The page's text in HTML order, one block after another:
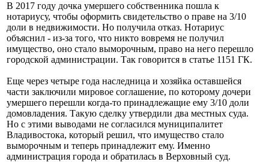
В 2017 году дочка умершего собственника пошла к
нотариусу, чтобы оформить свидетельство о праве на 3/10
доли в недвижимости. Но получила отказ. Нотариус
объяснил - из-за того, что никто вовремя не получил
имущество, оно стало выморочным, право на него перешло
городской администрации. Так говорится в статье 1151 ГК.
Еще через четыре года наследница и хозяйка оставшейся
части заключили мировое соглашение, по которому дочери
умершего перешли когда-то принадлежащие ему 3/10 доли
домовладения. Такую сделку утвердили два местных суда.
Но с этими выводами не согласился муниципалитет
Владивостока, который решил, что имущество стало
выморочным и теперь принадлежит ему. Именно
администрация города и обратилась в Верховный суд.